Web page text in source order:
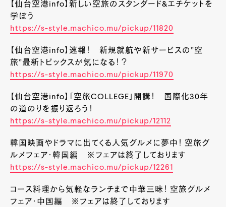
【仙台空港info】新しい空旅のスタンダード&エチケットを
学ぼう
https://s-style.machico.mu/pickup/11820
【仙台空港info】速報！ 新規就航や新サービスの”空
旅”最新トピックスが気になる！？
https://s-style.machico.mu/pickup/11970
【仙台空港info】「空旅COLLEGE」開講！ 国際化30年
の道のりを振り返ろう！
https://s-style.machico.mu/pickup/12112
韓国映画やドラマに出てくる人気グルメに夢中！ 空旅グ
ルメフェア・韓国編 ※フェアは終了しております
https://s-style.machico.mu/pickup/12261
コース料理から気軽なランチまで中華三昧！ 空旅グルメ
フェア・中国編 ※フェアは終了しております